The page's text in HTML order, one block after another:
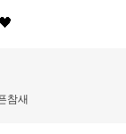
참새